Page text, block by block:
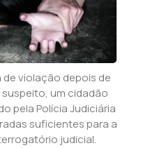
de violação depois de
suspeito, um cidadão
pela Polícia Judiciária
suficientes para a
judicial.